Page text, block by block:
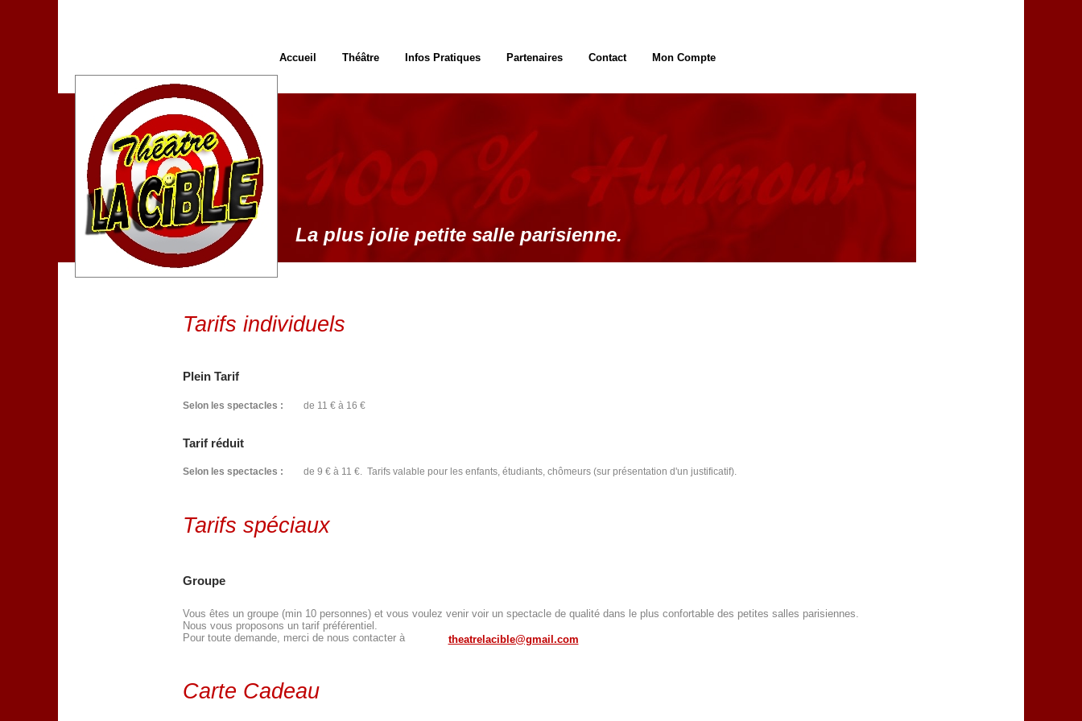
Tarifs individuels
Plein Tarif
Selon les spectacles : de 11 € à 16 €
Tarif réduit
Selon les spectacles : de 9 € à 11 €. Tarifs valable pour les enfants, étudiants, chômeurs (sur présentation d'un justificatif).
Tarifs spéciaux
Groupe
La plus jolie petite salle parisienne.
Accueil Théâtre Infos Pratiques Partenaires Contact Mon Compte
theatrelacible@gmail.com
Vous êtes un groupe (min 10 personnes) et vous voulez venir voir un spectacle de qualité dans le plus confortable des petites salles parisiennes.
Nous vous proposons un tarif préférentiel.
Pour toute demande, merci de nous contacter à
Carte Cadeau